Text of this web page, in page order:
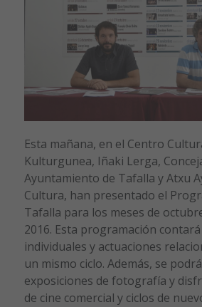
Esta mañana, en el Centro
Kulturgunea, Iñaki Lerga,
Ayuntamiento de Tafalla y Atxu
Cultura, han presentado el
Tafalla para los meses de
2016. Esta programación
individuales y actuaciones
un mismo ciclo. Además, se
exposiciones de fotografía y
de cine comercial y ciclos de